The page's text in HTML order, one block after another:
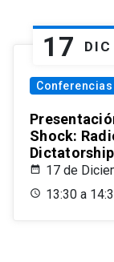
17 DIC
Conferencias
Shock:
Dictatorship
17 de
13:30 a